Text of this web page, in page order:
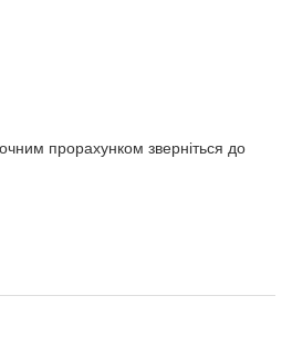
прорахунком зверніться до